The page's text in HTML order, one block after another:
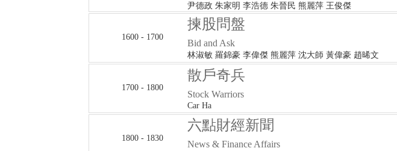
尹德政 朱家明 李浩德 朱晉民 熊麗萍 王俊傑
1600 - 1700
揀股問盤
Bid and Ask
林淑敏 羅錦豪 李偉傑 熊麗萍 沈大師 黃偉豪 趙晞文
1700 - 1800
散戶奇兵
Stock Warriors
Car Ha
1800 - 1830
六點財經新聞
News & Finance Affairs